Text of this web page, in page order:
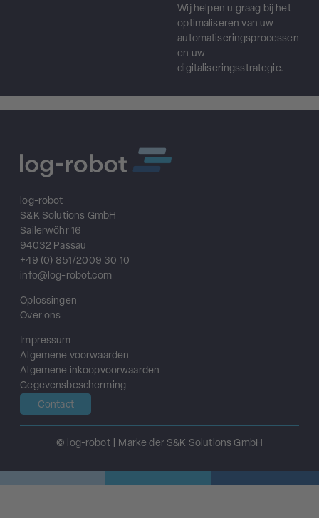
Wij helpen u graag bij het
optimaliseren van uw
automatiseringsprocessen
en uw
digitaliseringsstrategie.
log-robot
S&K Solutions GmbH
Sailerwöhr 16
94032 Passau
+49 (0) 851/2009 30 10
info@log-robot.com
Oplossingen
Over ons
Impressum
Algemene voorwaarden
Algemene inkoopvoorwaarden
Gegevensbescherming
Contact
© log-robot | Marke der S&K Solutions GmbH